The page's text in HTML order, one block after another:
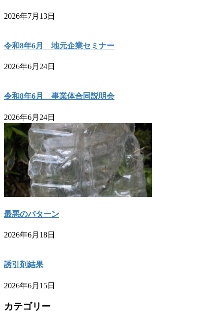
2026年7月13日
令和8年6月 地元企業セミナー
2026年6月24日
令和8年6月 事業体合同説明会
2026年6月24日
最悪のパターン
2026年6月18日
誘引剤結果
2026年6月15日
カテゴリー